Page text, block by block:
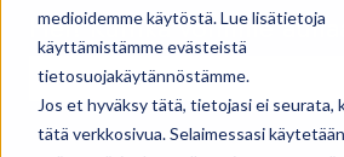
medioidemme käytöstä. Lue lisätietoja
käyttämistämme evästeistä
tietosuojakäytännöstämme.
Jos et hyväksy tätä, tietojasi ei seurata,
tätä verkkosivua. Selaimessasi
Hei! Kuinka voimme
Ehdotuksia ei ole, koska